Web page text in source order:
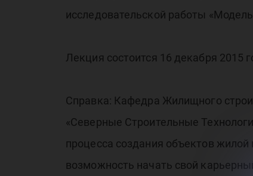
исследовательской работы
Лекция состоится 16 декабря 2015
Справка: Кафедра Жилищного
«Северные Строительные
процесса создания объектов
возможность начать свой